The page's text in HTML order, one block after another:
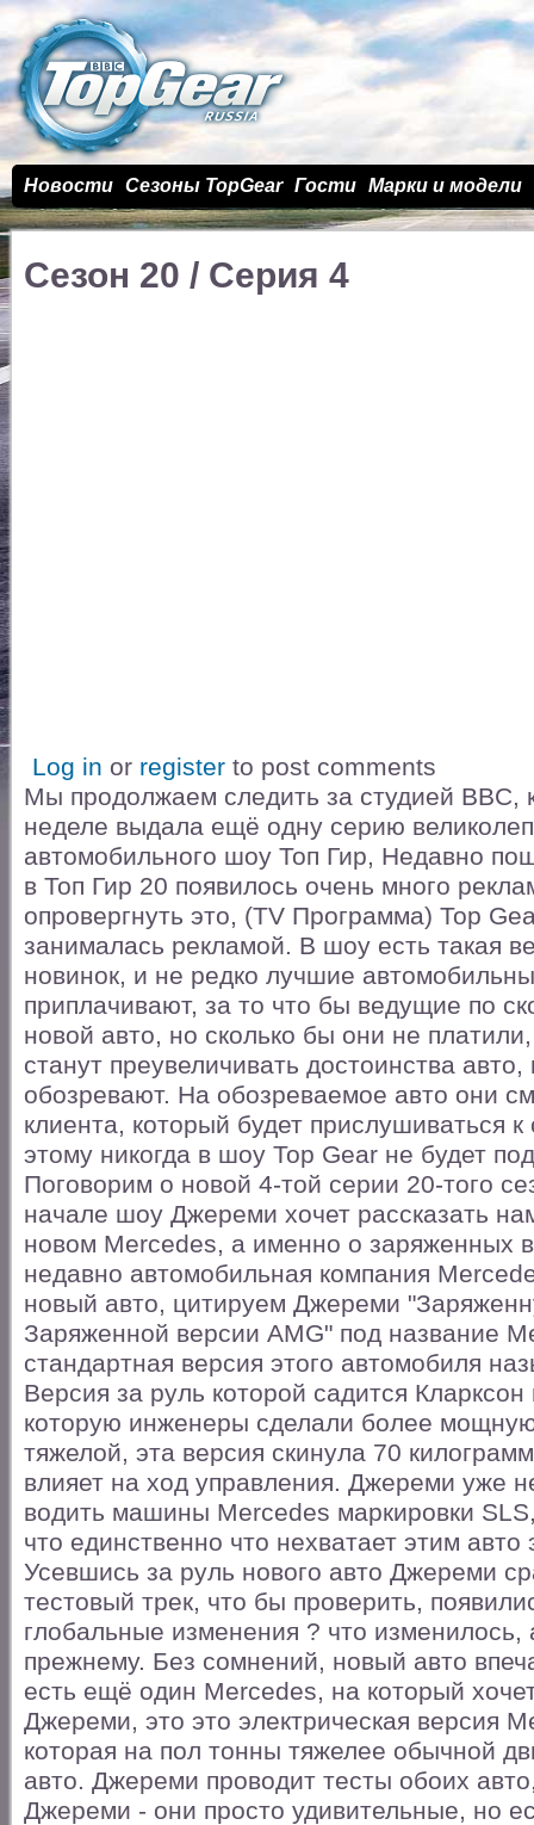
Новости Сезоны TopGear Гости Марки и модели
Сезон 20 / Cерия 4
Log in or registerto post comments
Мы продолжаем следить за студией BBC,
неделе выдала ещё одну серию
автомобильного шоу Топ Гир, Недавно
в Топ Гир 20 появилось очень много
опровергнуть это, (TV Прогрaмма) Top
занималась рекламой. В шоу есть такая
новинок, и не редко лучшие
приплачивают, за то что бы ведущие по
новой авто, но сколько бы они не
станут преувеличивать достоинства
обозревают. На обозреваемое авто они
клиента, который будет прислушиваться
этому никогда в шоу Top Gear не будет
Поговорим о новой 4-той серии 20-того
начале шоу Джереми хочет рассказать
новом Mercedes, а именно о заряженных
недавно автомобильная компания
новый авто, цитируем Джереми
Заряженной версии AMG" под название
стандартная версия этого автомобиля
Версия за руль которой садится
которую инженеры сделали более
тяжелой, эта версия скинула 70
влияет на ход управления. Джереми уже
водить машины Mercedes маркировки
что единственно что нехватает этим
Усевшись за руль нового авто Джереми
тестовый трек, что бы проверить,
глобальные изменения ? что изменилось,
прежнему. Без сомнений, новый авто
есть ещё один Mercedes, на который
Джереми, это это электрическая версия
которая на пол тонны тяжелее обычной
авто. Джереми проводит тесты обоих
Джереми - они просто удивительные, но